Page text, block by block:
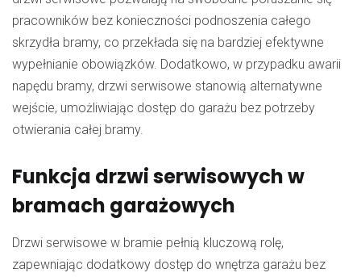
pracowników bez konieczności podnoszenia całego
skrzydła bramy, co przekłada się na bardziej efektywne
wypełnianie obowiązków. Dodatkowo, w przypadku awarii
napędu bramy, drzwi serwisowe stanowią alternatywne
wejście, umożliwiając dostęp do garażu bez potrzeby
otwierania całej bramy.
Funkcja drzwi serwisowych w
bramach garażowych
Drzwi serwisowe w bramie pełnią kluczową rolę,
zapewniając dodatkowy dostęp do wnętrza garażu bez